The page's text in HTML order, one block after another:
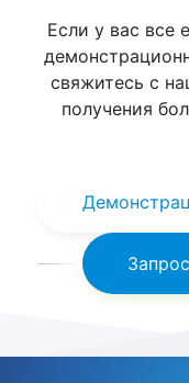
Если у вас все
свяжитесь с
получения